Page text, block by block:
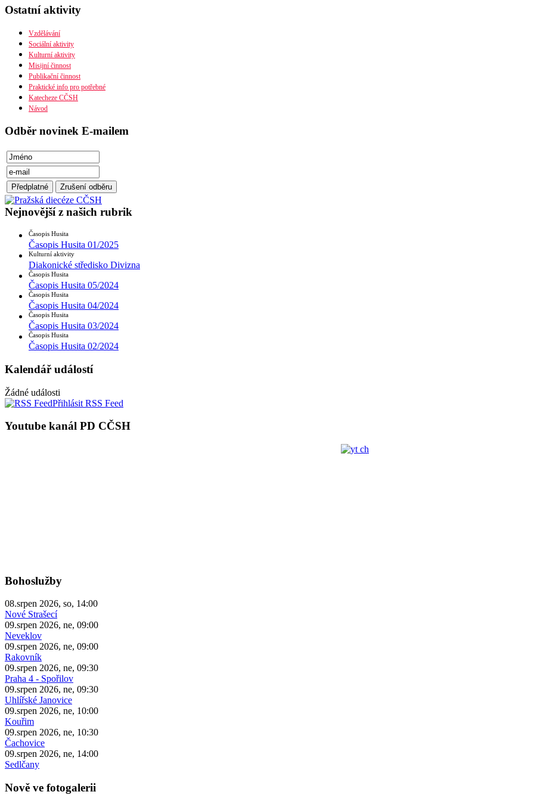
Organizační uspořádání
Diecéze
Ústřední rada
Husitská fakulta
Ostatní aktivity
Vzdělávání
Sociální aktivity
Kulturní aktivity
Misijní činnost
Publikační činnost
Praktické info pro potřebné
Katecheze CČSH
Návod
Odběr novinek E-mailem
Nejnovější z našich rubrik
Časopis Husita
Časopis Husita 01/2025
Kulturní aktivity
Diakonické středisko Divizna
Časopis Husita
Časopis Husita 05/2024
Časopis Husita
Časopis Husita 04/2024
Časopis Husita
Časopis Husita 03/2024
Časopis Husita
Časopis Husita 02/2024
Kalendář událostí
Žádné události
Přihlásit RSS Feed
Youtube kanál PD CČSH
Bohoslužby
08.srpen 2026, so, 14:00
Nové Strašecí
09.srpen 2026, ne, 09:00
Neveklov
09.srpen 2026, ne, 09:00
Rakovník
09.srpen 2026, ne, 09:30
Praha 4 - Spořilov
09.srpen 2026, ne, 09:30
Uhlířské Janovice
09.srpen 2026, ne, 10:00
Kouřim
09.srpen 2026, ne, 10:30
Čachovice
09.srpen 2026, ne, 14:00
Sedlčany
Nově ve fotogalerii